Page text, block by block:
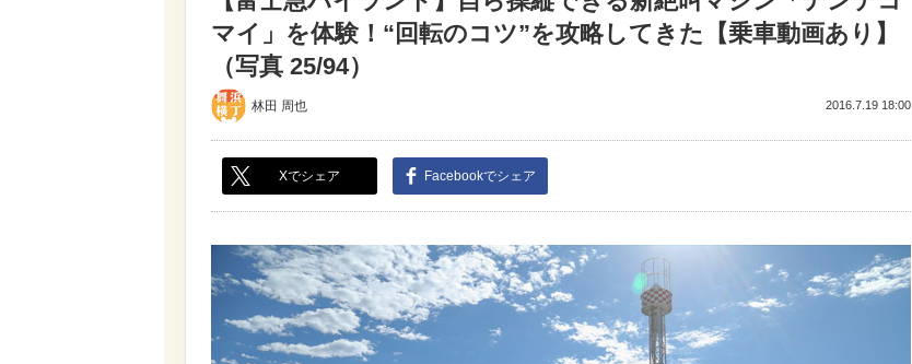
マイ」を体験！“回転のコツ”を攻略してきた【乗車動画あり】
（写真 25/94）
林田 周也 2016.7.19 18:00
Xでシェア Facebookでシェア